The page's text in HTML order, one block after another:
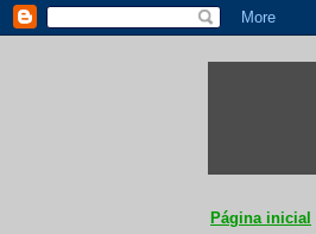
Página inicial